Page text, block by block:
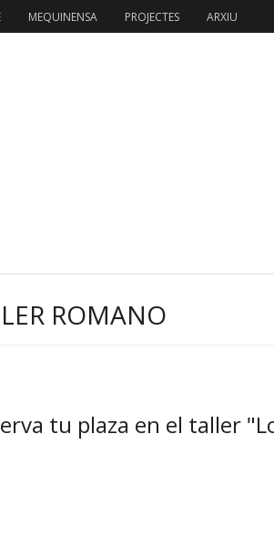
MEQUINENSA PROJECTES ARXIU
ROMANO
tu plaza en el taller